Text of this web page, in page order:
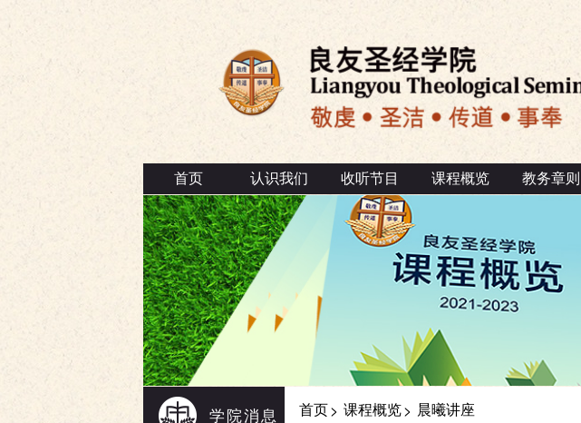
首页 认识我们 收听节目 课程概览 教务章则
学院消息 首页> 课程概览> 晨曦讲座